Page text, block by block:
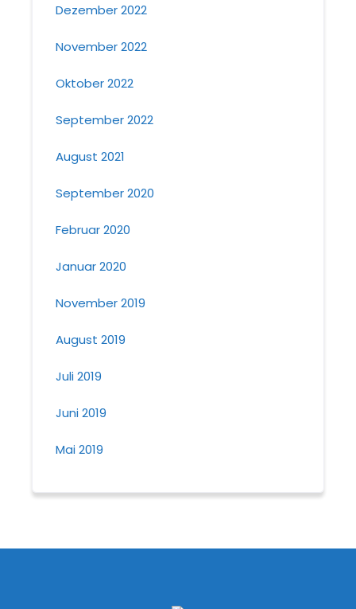
Dezember 2022
November 2022
Oktober 2022
September 2022
August 2021
September 2020
Februar 2020
Januar 2020
November 2019
August 2019
Juli 2019
Juni 2019
Mai 2019